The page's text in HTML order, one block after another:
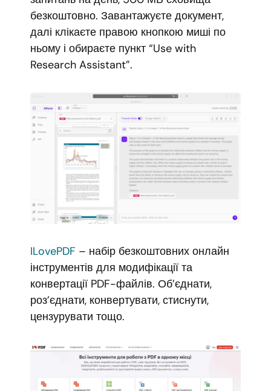
безкоштовно. Завантажуєте документ,
далі клікаєте правою кнопкою миші по
ньому і обираєте пункт “Use with
Research Assistant”.
ILovePDF – набір безкоштовних онлайн
інструментів для модифікації та
конвертації PDF-файлів. Об’єднати,
роз’єднати, конвертувати, стиснути,
цензурувати тощо.